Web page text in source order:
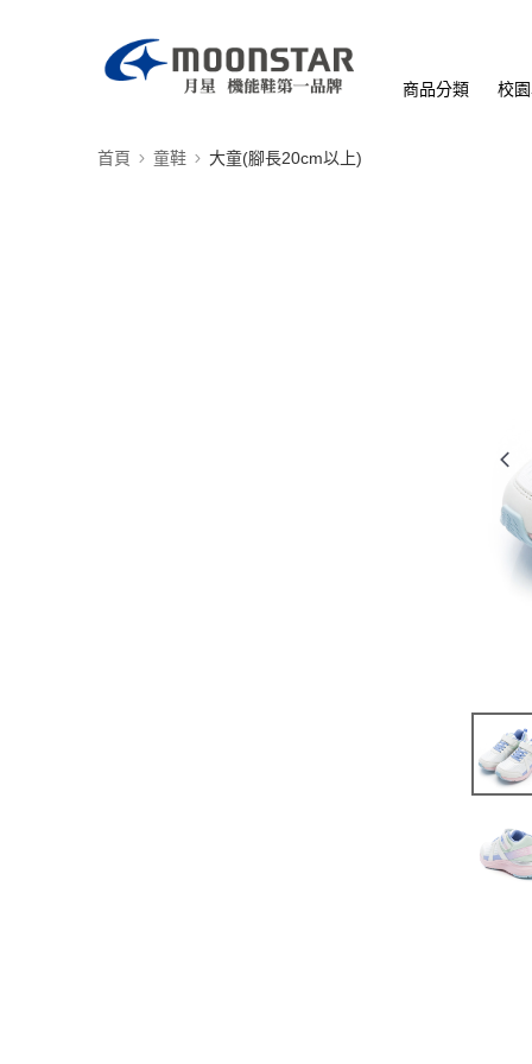
商品分類 校
首頁 童鞋 大童(腳長20cm以上)